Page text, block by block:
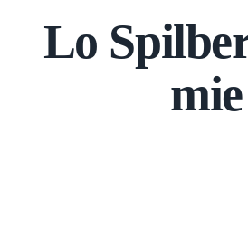
Lo